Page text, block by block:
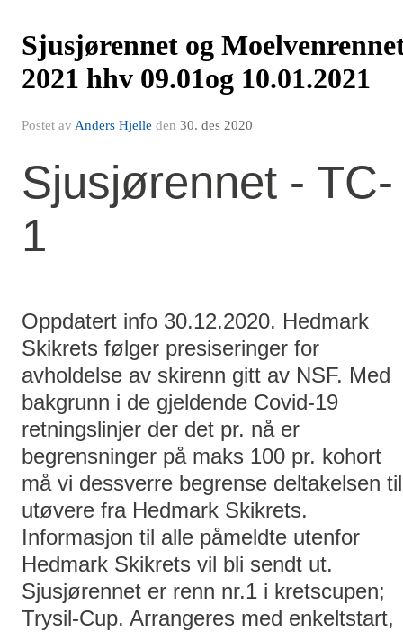
Sjusjørennet og
2021 hhv 09.01og 10.01.2021
Postet av Anders Hjelle den 30. des 2020
Sjusjørennet - TC-
1
Oppdatert info 30.12.2020. Hedmark
Skikrets følger presiseringer for
avholdelse av skirenn gitt av NSF. Med
bakgrunn i de gjeldende Covid-19
retningslinjer der det pr. nå er
begrensninger på maks 100 pr. kohort
må vi dessverre begrense deltakelsen til
utøvere fra Hedmark Skikrets.
Informasjon til alle påmeldte utenfor
Hedmark Skikrets vil bli sendt ut.
Sjusjørennet er renn nr.1 i kretscupen;
Trysil-Cup. Arrangeres med enkeltstart,